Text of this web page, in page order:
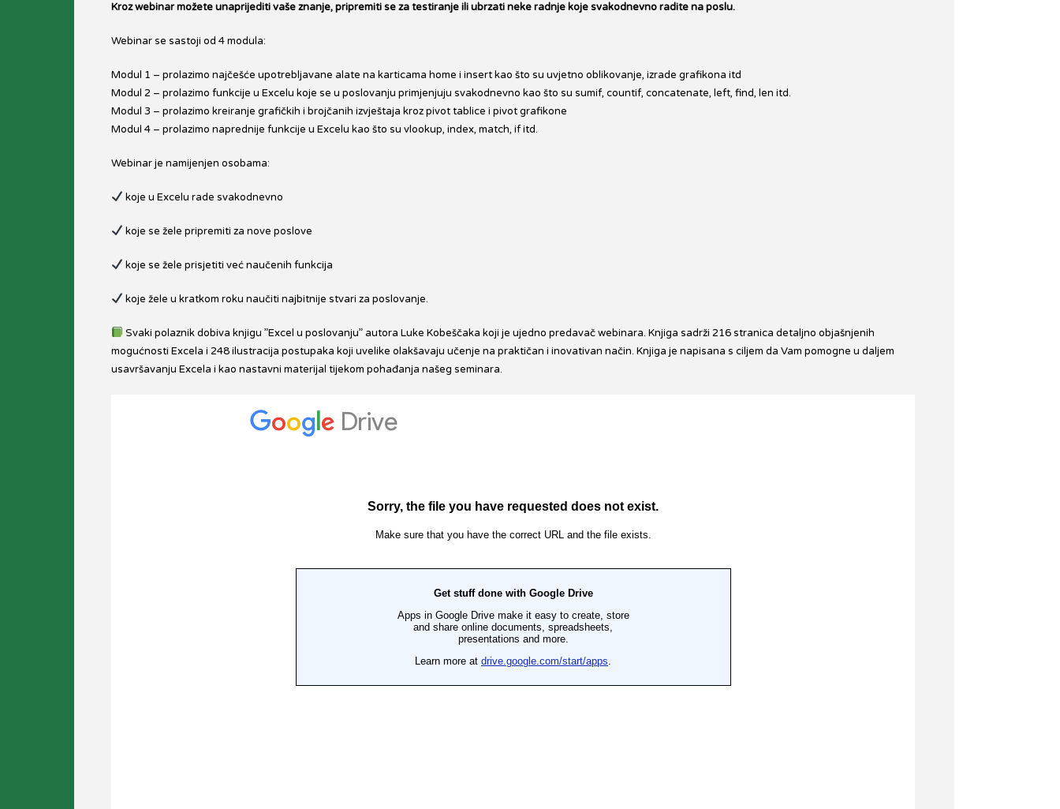
Kroz webinar možete unaprijediti vaše znanje, pripremiti se za testiranje ili ubrzati neke radnje koje svakodnevno radite na poslu.
Webinar se sastoji od 4 modula:
Modul 1 – prolazimo najčešće upotrebljavane alate na karticama home i insert kao što su uvjetno oblikovanje, izrade grafikona itd
Modul 2 – prolazimo funkcije u Excelu koje se u poslovanju primjenjuju svakodnevno kao što su sumif, countif, concatenate, left, find, len itd.
Modul 3 – prolazimo kreiranje grafičkih i brojčanih izvještaja kroz pivot tablice i pivot grafikone
Modul 4 – prolazimo naprednije funkcije u Excelu kao što su vlookup, index, match, if itd.
Webinar je namijenjen osobama:
koje u Excelu rade svakodnevno
koje se žele pripremiti za nove poslove
koje se žele prisjetiti već naučenih funkcija
koje žele u kratkom roku naučiti najbitnije stvari za poslovanje.
Svaki polaznik dobiva knjigu ”Excel u poslovanju” autora Luke Kobeščaka koji je ujedno predavač webinara. Knjiga sadrži 216 stranica detaljno objašnjenih
mogućnosti Excela i 248 ilustracija postupaka koji uvelike olakšavaju učenje na praktičan i inovativan način. Knjiga je napisana s ciljem da Vam pomogne u daljem
usavršavanju Excela i kao nastavni materijal tijekom pohađanja našeg seminara.